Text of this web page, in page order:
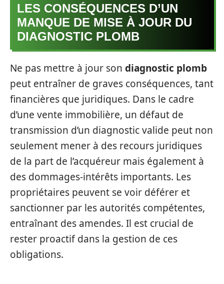
LES CONSÉQUENCES D’UN
MANQUE DE MISE À JOUR DU
DIAGNOSTIC PLOMB
Ne pas mettre à jour son diagnostic plomb
peut entraîner de graves conséquences, tant
financières que juridiques. Dans le cadre
d’une vente immobilière, un défaut de
transmission d’un diagnostic valide peut non
seulement mener à des recours juridiques
de la part de l’acquéreur mais également à
des dommages-intérêts importants. Les
propriétaires peuvent se voir déférer et
sanctionner par les autorités compétentes,
entraînant des amendes. Il est crucial de
rester proactif dans la gestion de ces
obligations.